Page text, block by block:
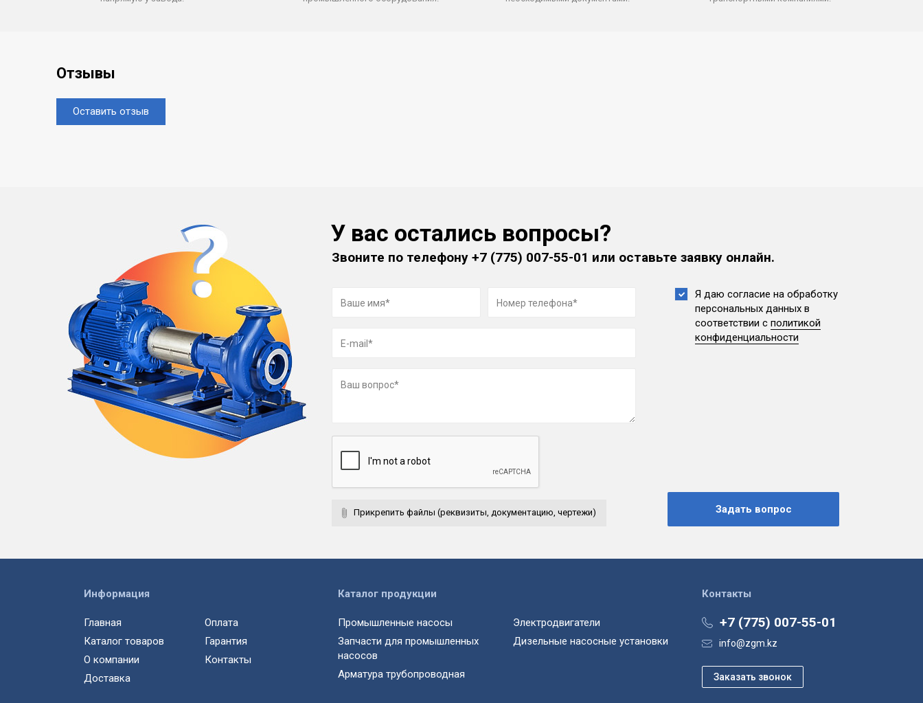
Отзывы
Оставить отзыв
У вас остались вопросы?
Звоните по телефону+7 (775) 007-55-01 или оставьте заявку онлайн.
Прикрепить файлы (реквизиты, документацию, чертежи)
Я даю согласие на обработку
персональных данных в
соответствии с политикой
конфиденциальности
Контакты
+7 (775) 007-55-01
info@zgm.kz
Информация
Главная
Каталог товаров
О компании
Доставка
Оплата
Гарантия
Контакты
Каталог продукции
Промышленные насосы
Запчасти для промышленных
насосов
Арматура трубопроводная
Электродвигатели
Дизельные насосные установки